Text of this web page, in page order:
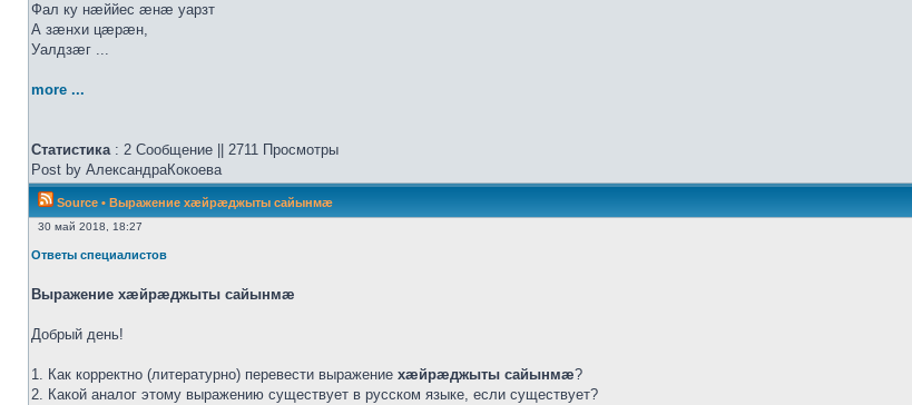
Фал ку нæййес æнæ уарзт
А зæнхи цæрæн,
Уалдзæг ...
more ...
Статистика: 2 Сообщение || 2711 Просмотры
Post by АлександраКокоева
Source • Выражение хæйрæджыты сайынмæ
30 май 2018, 18:27
Ответы специалистов
Выражение хæйрæджыты сайынмæ
Добрый день!
1. Как корректно (литературно) перевести выражение хæйрæджыты сайынмæ?
2. Какой аналог этому выражению существует в русском языке, если существует?